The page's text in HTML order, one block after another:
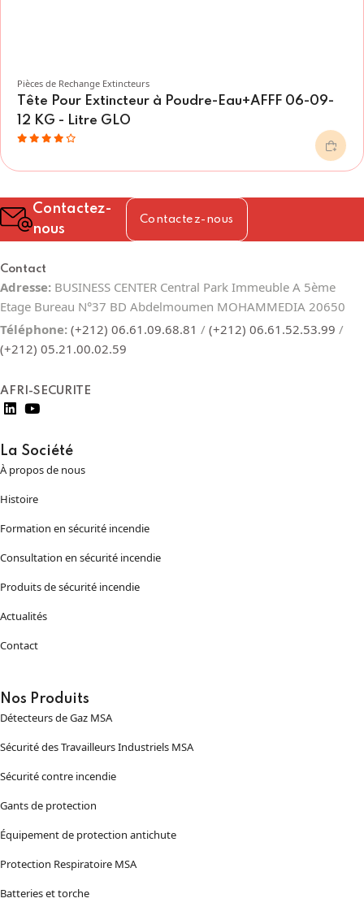
Pièces de Rechange Extincteurs
Tête Pour Extincteur à Poudre-Eau+AFFF 06-09-
12 KG - Litre GLO
Contactez-
nous
Contactez-nous
Contact
Adresse: BUSINESS CENTER Central Park Immeuble A 5ème
Etage Bureau N°37 BD Abdelmoumen MOHAMMEDIA 20650
Téléphone: (+212) 06.61.09.68.81 / (+212) 06.61.52.53.99 /
(+212) 05.21.00.02.59
AFRI-SECURITE
La Société
À propos de nous
Histoire
Formation en sécurité incendie
Consultation en sécurité incendie
Produits de sécurité incendie
Actualités
Contact
Nos Produits
Détecteurs de Gaz MSA
Sécurité des Travailleurs Industriels MSA
Sécurité contre incendie
Gants de protection
Équipement de protection antichute
Protection Respiratoire MSA
Batteries et torche